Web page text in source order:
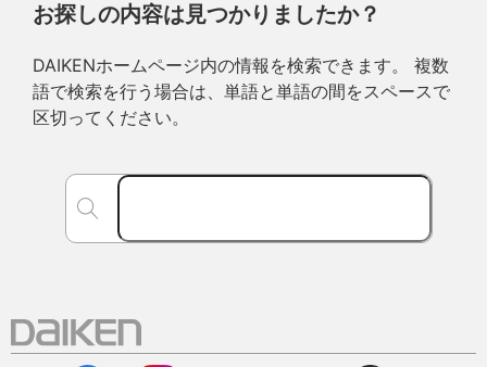
お探しの内容は見つかりましたか？
DAIKENホームページ内の情報を検索できます。 複数
語で検索を行う場合は、単語と単語の間をスペースで
区切ってください。